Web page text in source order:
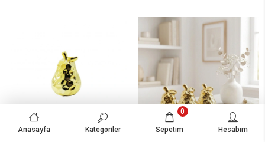
Anasayfa Kategoriler Sepetim
0
Hesabım